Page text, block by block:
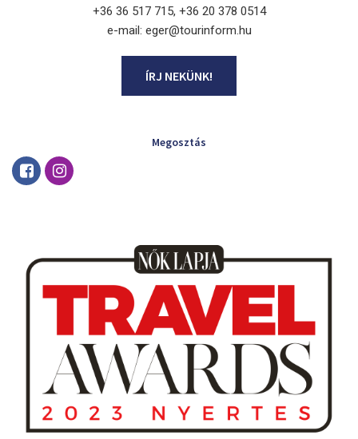
+36 36 517 715, +36 20 378 0514
e-mail: eger@tourinform.hu
ÍRJ NEKÜNK!
Megosztás